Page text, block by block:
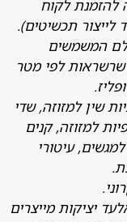
לקוח
תכשיטים).
לפי מטר
שדי
קנים
עיטורי
מייצרים